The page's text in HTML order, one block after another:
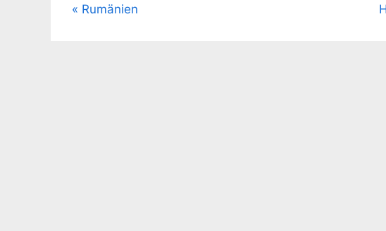
Beitragsnavigation
P
Rumänien
N